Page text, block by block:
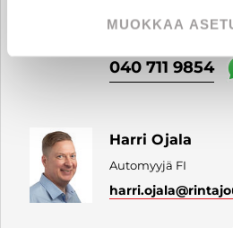
MUOKKAA
jimi.esko
040 711 9854
Harri Ojala
Automyyjä FI
harri.ojala